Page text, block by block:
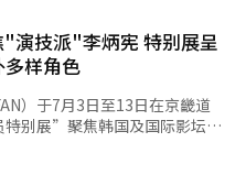
自掏腰包带头下馆子的视频也
晒出了点菜单，两桌餐费共
此举是为了拉动消费。近来中
具体政策落实中出现了一些走
重的“寒蝉效应”，反而打击
择在此时带头走进市井小店，
苏信号，把抽象的“刺激内
可能促成劳资双方自主达成协
对态度，认为该范围甚至低于
补过去三年因物价飞涨而缩水
经济低迷导致个体工商户接连
坚持工资最低涨幅，以致明年
商一度陷入
间。公益委员解释称，明年最
物价上涨预期值（1.8%），
"演技派"李炳宪 特别展呈
样角色
）于7月3日至13日在京畿道
别展”聚焦韩国及国际影坛实
：李炳宪”为题，多角度呈